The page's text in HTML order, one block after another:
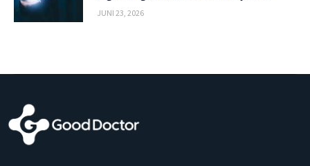
JUNI 23, 2026